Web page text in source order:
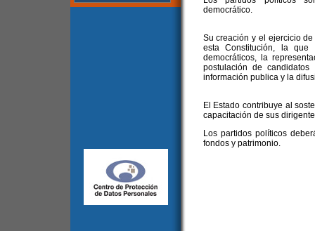
democrático.
Su creación y el ejercicio
esta Constitución, la que
democráticos, la
postulación de
información publica y la
El Estado contribuye al
capacitación de sus
Los partidos políticos
fondos y patrimonio.